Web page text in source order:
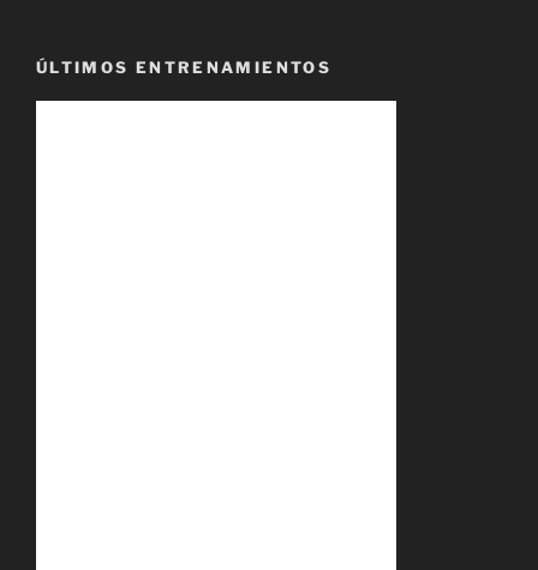
ÚLTIMOS ENTRENAMIENTOS